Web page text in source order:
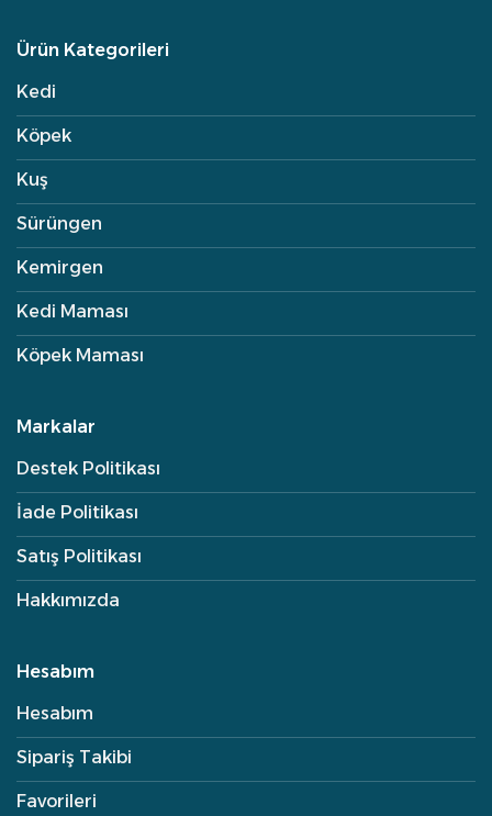
Ürün Kategorileri
Kedi
Köpek
Kuş
Sürüngen
Kemirgen
Kedi Maması
Köpek Maması
Markalar
Destek Politikası
İade Politikası
Satış Politikası
Hakkımızda
Hesabım
Hesabım
Sipariş Takibi
Favorileri